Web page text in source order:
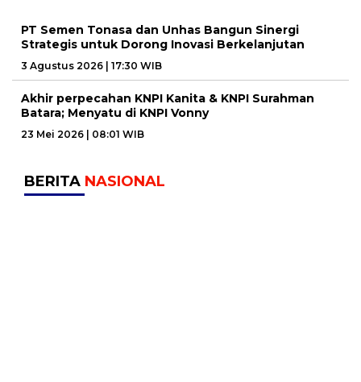
PT Semen Tonasa dan Unhas Bangun Sinergi
Strategis untuk Dorong Inovasi Berkelanjutan
3 Agustus 2026 | 17:30 WIB
Akhir perpecahan KNPI Kanita & KNPI Surahman
Batara; Menyatu di KNPI Vonny
23 Mei 2026 | 08:01 WIB
BERITA NASIONAL